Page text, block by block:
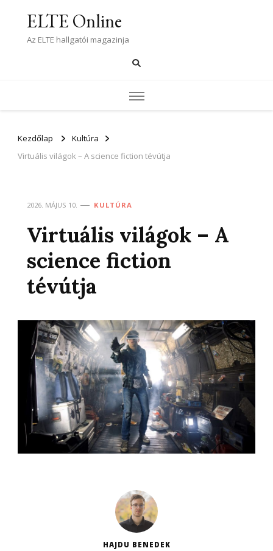
ELTE Online
Az ELTE hallgatói magazinja
Kezdőlap
Kultúra
Virtuális világok – A science fiction tévútja
2026. MÁJUS 10. KULTÚRA
Virtuális világok – A
science fiction
tévútja
HAJDU BENEDEK